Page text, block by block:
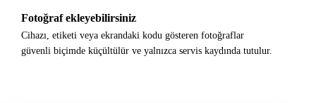
Fotoğraf ekleyebilirsiniz
Cihazı, etiketi veya ekrandaki kodu gösteren fotoğraflar
güvenli biçimde küçültülür ve yalnızca servis kaydında tutulur.